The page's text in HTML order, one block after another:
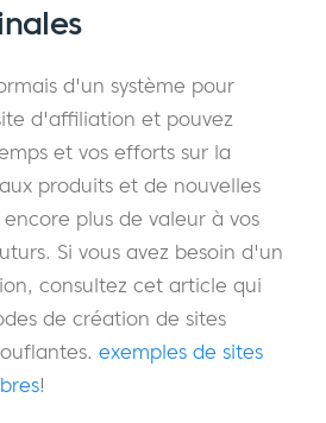
d'un système pour
d'affiliation et pouvez
et vos efforts sur la
produits et de nouvelles
plus de valeur à vos
Si vous avez besoin d'un
consultez cet article qui
de création de sites
exemples de sites
!